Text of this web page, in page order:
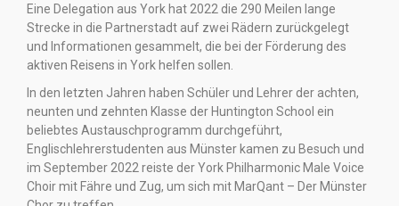
Eine Delegation aus York hat 2022 die 290 Meilen lange
Strecke in die Partnerstadt auf zwei Rädern zurückgelegt
und Informationen gesammelt, die bei der Förderung des
aktiven Reisens in York helfen sollen.
In den letzten Jahren haben Schüler und Lehrer der achten,
neunten und zehnten Klasse der Huntington School ein
beliebtes Austauschprogramm durchgeführt,
Englischlehrerstudenten aus Münster kamen zu Besuch und
im September 2022 reiste der York Philharmonic Male Voice
Choir mit Fähre und Zug, um sich mit MarQant – Der Münster